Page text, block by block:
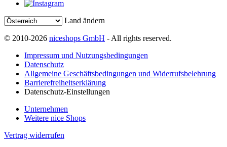
Land ändern
© 2010-2026 niceshops GmbH - All rights reserved.
Impressum und Nutzungsbedingungen
Datenschutz
Allgemeine Geschäftsbedingungen und Widerrufsbelehrung
Barrierefreiheitserklärung
Datenschutz-Einstellungen
Unternehmen
Weitere nice Shops
Vertrag widerrufen